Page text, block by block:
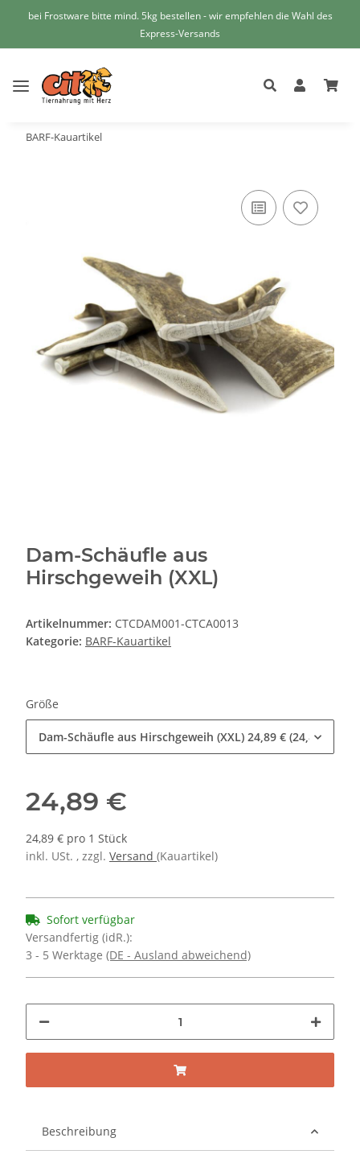
bei Frostware bitte mind. 5kg bestellen - wir empfehlen die Wahl des
Express-Versands
BARF-Kauartikel
Dam-Schäufle aus
Hirschgeweih (XXL)
Artikelnummer: CTCDAM001-CTCA0013
Kategorie: BARF-Kauartikel
Größe
Dam-Schäufle aus Hirschgeweih (XXL) 24,89 € (24,89 € pro
24,89 €
24,89 € pro 1 Stück
inkl. USt. , zzgl. Versand (Kauartikel)
Sofort verfügbar
Versandfertig (idR.):
3 - 5 Werktage (DE - Ausland abweichend)
Beschreibung